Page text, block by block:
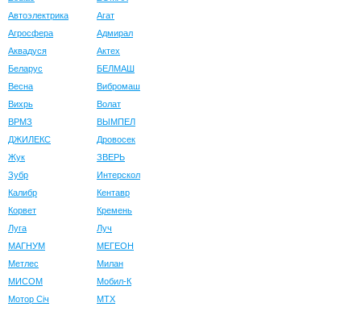
Автоэлектрика
Агат
Агросфера
Адмирал
Аквадуся
Актех
Беларус
БЕЛМАШ
Весна
Вибромаш
Вихрь
Волат
ВРМЗ
ВЫМПЕЛ
ДЖИЛЕКС
Дровосек
Жук
ЗВЕРЬ
Зубр
Интерскол
Калибр
Кентавр
Корвет
Кремень
Луга
Луч
МАГНУМ
МЕГЕОН
Метлес
Милан
МИСОМ
Мобил-К
Мотор Сiч
МТХ